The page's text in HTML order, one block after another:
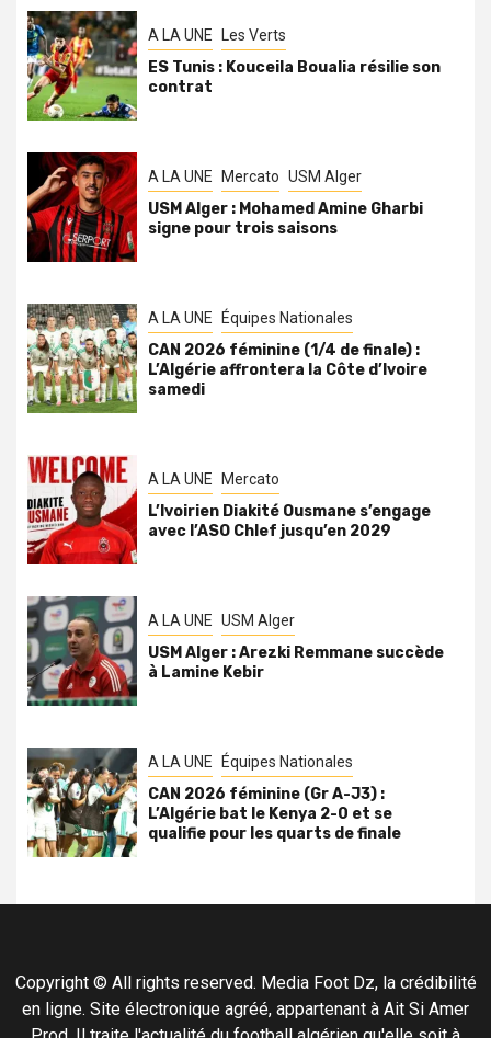
A LA UNE Les Verts
ES Tunis : Kouceila Boualia résilie son
contrat
A LA UNE Mercato USM Alger
USM Alger : Mohamed Amine Gharbi
signe pour trois saisons
A LA UNE Équipes Nationales
CAN 2026 féminine (1/4 de finale) :
L’Algérie affrontera la Côte d’Ivoire
samedi
A LA UNE Mercato
L’Ivoirien Diakité Ousmane s’engage
avec l’ASO Chlef jusqu’en 2029
A LA UNE USM Alger
USM Alger : Arezki Remmane succède
à Lamine Kebir
A LA UNE Équipes Nationales
CAN 2026 féminine (Gr A-J3) :
L’Algérie bat le Kenya 2-0 et se
qualifie pour les quarts de finale
Copyright © All rights reserved. Media Foot Dz, la crédibilité
en ligne. Site électronique agréé, appartenant à Ait Si Amer